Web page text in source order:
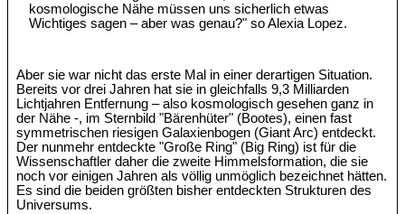
kosmologische Nähe müssen uns sicherlich etwas
Wichtiges sagen – aber was genau?" so Alexia Lopez.
Aber sie war nicht das erste Mal in einer derartigen Situation.
Bereits vor drei Jahren hat sie in gleichfalls 9,3 Milliarden
Lichtjahren Entfernung – also kosmologisch gesehen ganz in
der Nähe -, im Sternbild "Bärenhüter" (Bootes), einen fast
symmetrischen riesigen Galaxienbogen (Giant Arc) entdeckt.
Der nunmehr entdeckte "Große Ring" (Big Ring) ist für die
Wissenschaftler daher die zweite Himmelsformation, die sie
noch vor einigen Jahren als völlig unmöglich bezeichnet hätten.
Es sind die beiden größten bisher entdeckten Strukturen des
Universums.